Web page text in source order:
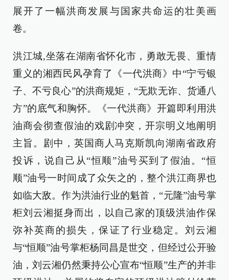
展开了一幅洪商发展与国家共命运的壮美画
卷。
洪江城,坐落在湖南省怀化市，勇敢无畏、重情
重义的湘西民风孕育了《一代洪商》中“宁亏银
子、不亏良心”的洪商规矩，“无欺无诈、货通八
方”的底气和胸怀。《一代洪商》开篇即利用洪
油商会彻查假油的戏剧冲突，开宗明义地阐明
主旨。剧中，英国商人马克斯凯向湖南省政府
投诉，说自己从“恒顺”油号买到了假油。“恒
顺”油号一时间成了众矢之的，整个洪江商界也
如临大敌。作为洪油行业的魁首，“元隆”油号掌
柜刘云湘挺身而出，以自己家的顶级洪油作保
弥补英商的损失，保证了行业稳定。刘云湘
与“恒顺”油号掌柜杨同昌是世交，但经过公开验
油，刘云湘仍然秉持公心宣布“恒顺”生产的并非